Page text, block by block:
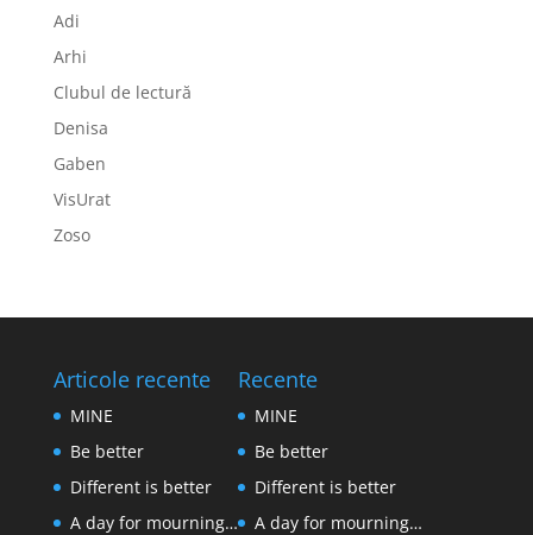
Adi
Arhi
Clubul de lectură
Denisa
Gaben
VisUrat
Zoso
Articole recente
MINE
Be better
Different is better
A day for mourning…
Recente
MINE
Be better
Different is better
A day for mourning…